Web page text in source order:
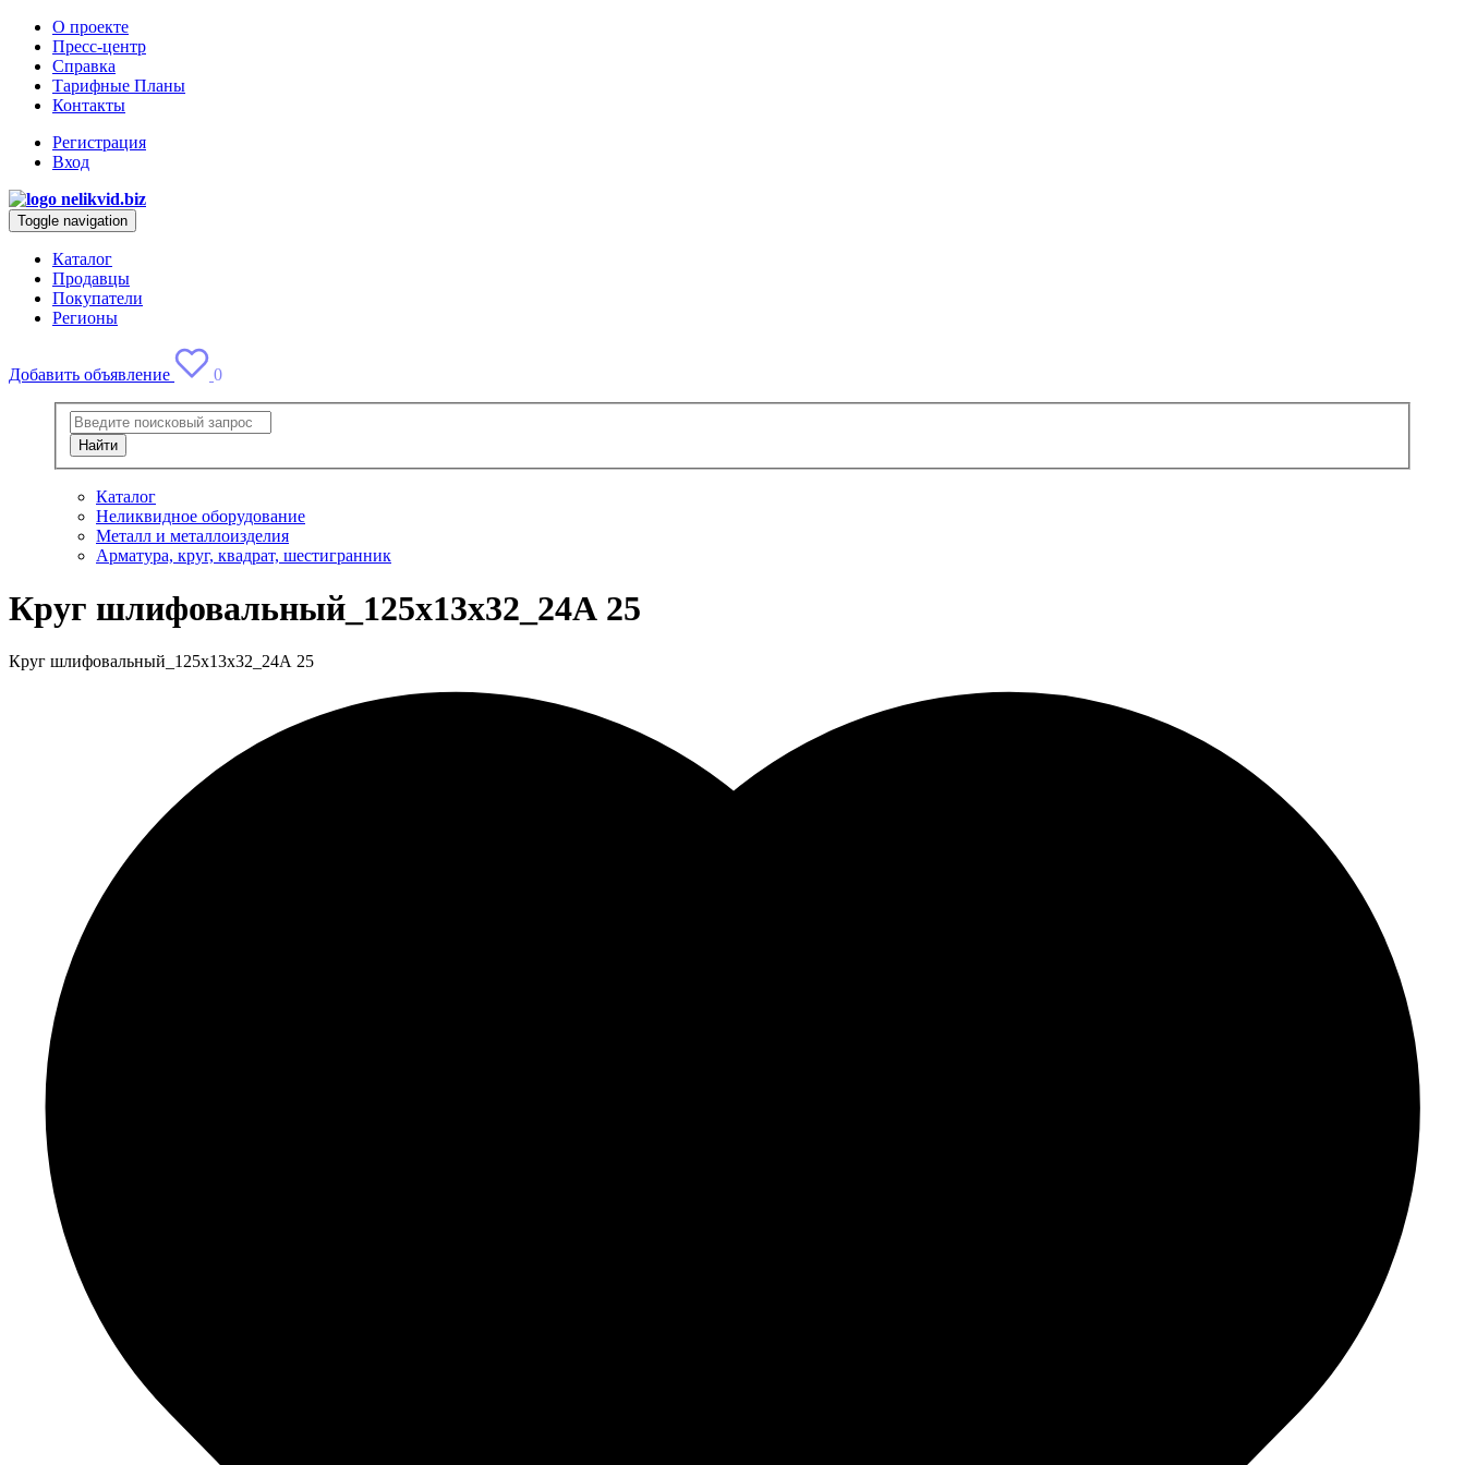
О проекте
Пресс-центр
Справка
Тарифные Планы
Контакты
Регистрация
Вход
Toggle navigation
Каталог
Продавцы
Покупатели
Регионы
Добавить объявление 0
Найти
Каталог
Неликвидное оборудование
Металл и металлоизделия
Арматура, круг, квадрат, шестигранник
Круг шлифовальный_125х13х32_24А 25
Круг шлифовальный_125х13х32_24А 25